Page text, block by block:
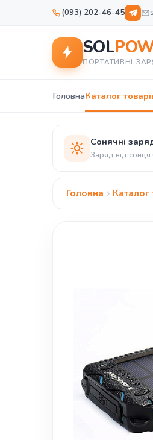
(093) 202-46-45
SOL
ПОРТАТИВНІ
ГоловнаКаталог
Сонячні
Заряд від
Головна Каталог